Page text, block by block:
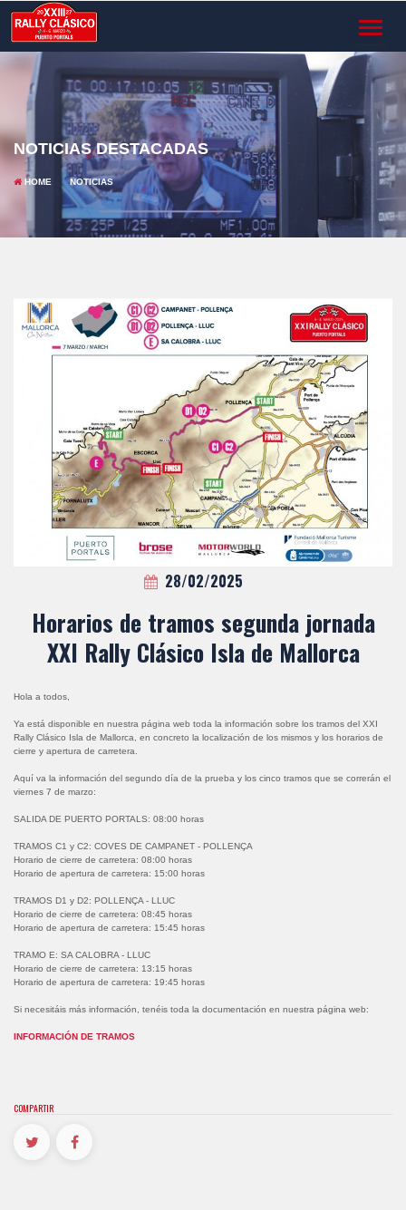
NOTICIAS DESTACADAS
HOME NOTICIAS
28/02/2025
Horarios de tramos segunda jornada
XXI Rally Clásico Isla de Mallorca
Hola a todos,
Ya está disponible en nuestra página web toda la información sobre los tramos del XXI
Rally Clásico Isla de Mallorca, en concreto la localización de los mismos y los horarios de
cierre y apertura de carretera.
Aquí va la información del segundo día de la prueba y los cinco tramos que se correrán el
viernes 7 de marzo:
SALIDA DE PUERTO PORTALS: 08:00 horas
TRAMOS C1 y C2: COVES DE CAMPANET - POLLENÇA
Horario de cierre de carretera: 08:00 horas
Horario de apertura de carretera: 15:00 horas
TRAMOS D1 y D2: POLLENÇA - LLUC
Horario de cierre de carretera: 08:45 horas
Horario de apertura de carretera: 15:45 horas
TRAMO E: SA CALOBRA - LLUC
Horario de cierre de carretera: 13:15 horas
Horario de apertura de carretera: 19:45 horas
Si necesitáis más información, tenéis toda la documentación en nuestra página web:
INFORMACIÓN DE TRAMOS
COMPARTIR